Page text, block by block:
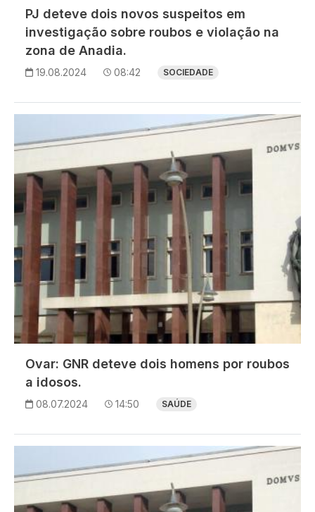
PJ deteve dois novos suspeitos em
investigação sobre roubos e violação na
zona de Anadia.
19.08.2024 08:42 SOCIEDADE
Ovar: GNR deteve dois homens por roubos
a idosos.
08.07.2024 14:50 SAÚDE